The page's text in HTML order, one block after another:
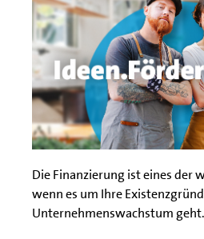
Die Finanzierung ist eines der
wenn es um Ihre
Unternehmenswachstum geht.